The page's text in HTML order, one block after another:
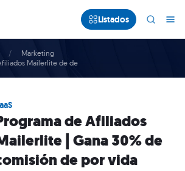
Listados
Marketing
Mailerlite de de
de Afiliados
| Gana 30% de
de por vida